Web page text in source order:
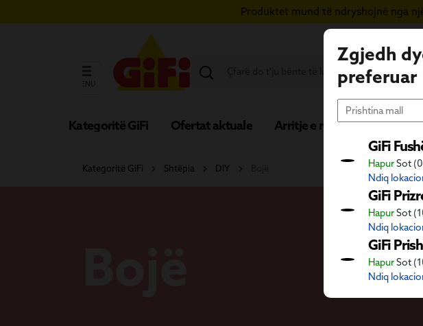
Produktet mund të ndryshojnë nga
MENU
Zgjedh
preferuar
GiFi
HapurSot
Ndiq
GiFi
HapurSot
Ndiq
GiFi
HapurSot
Ndiq
Kategoritë GiFi Ofertat aktuale Arritje e re Vera në GiFi
Kategoritë GiFi Shtëpia DIY